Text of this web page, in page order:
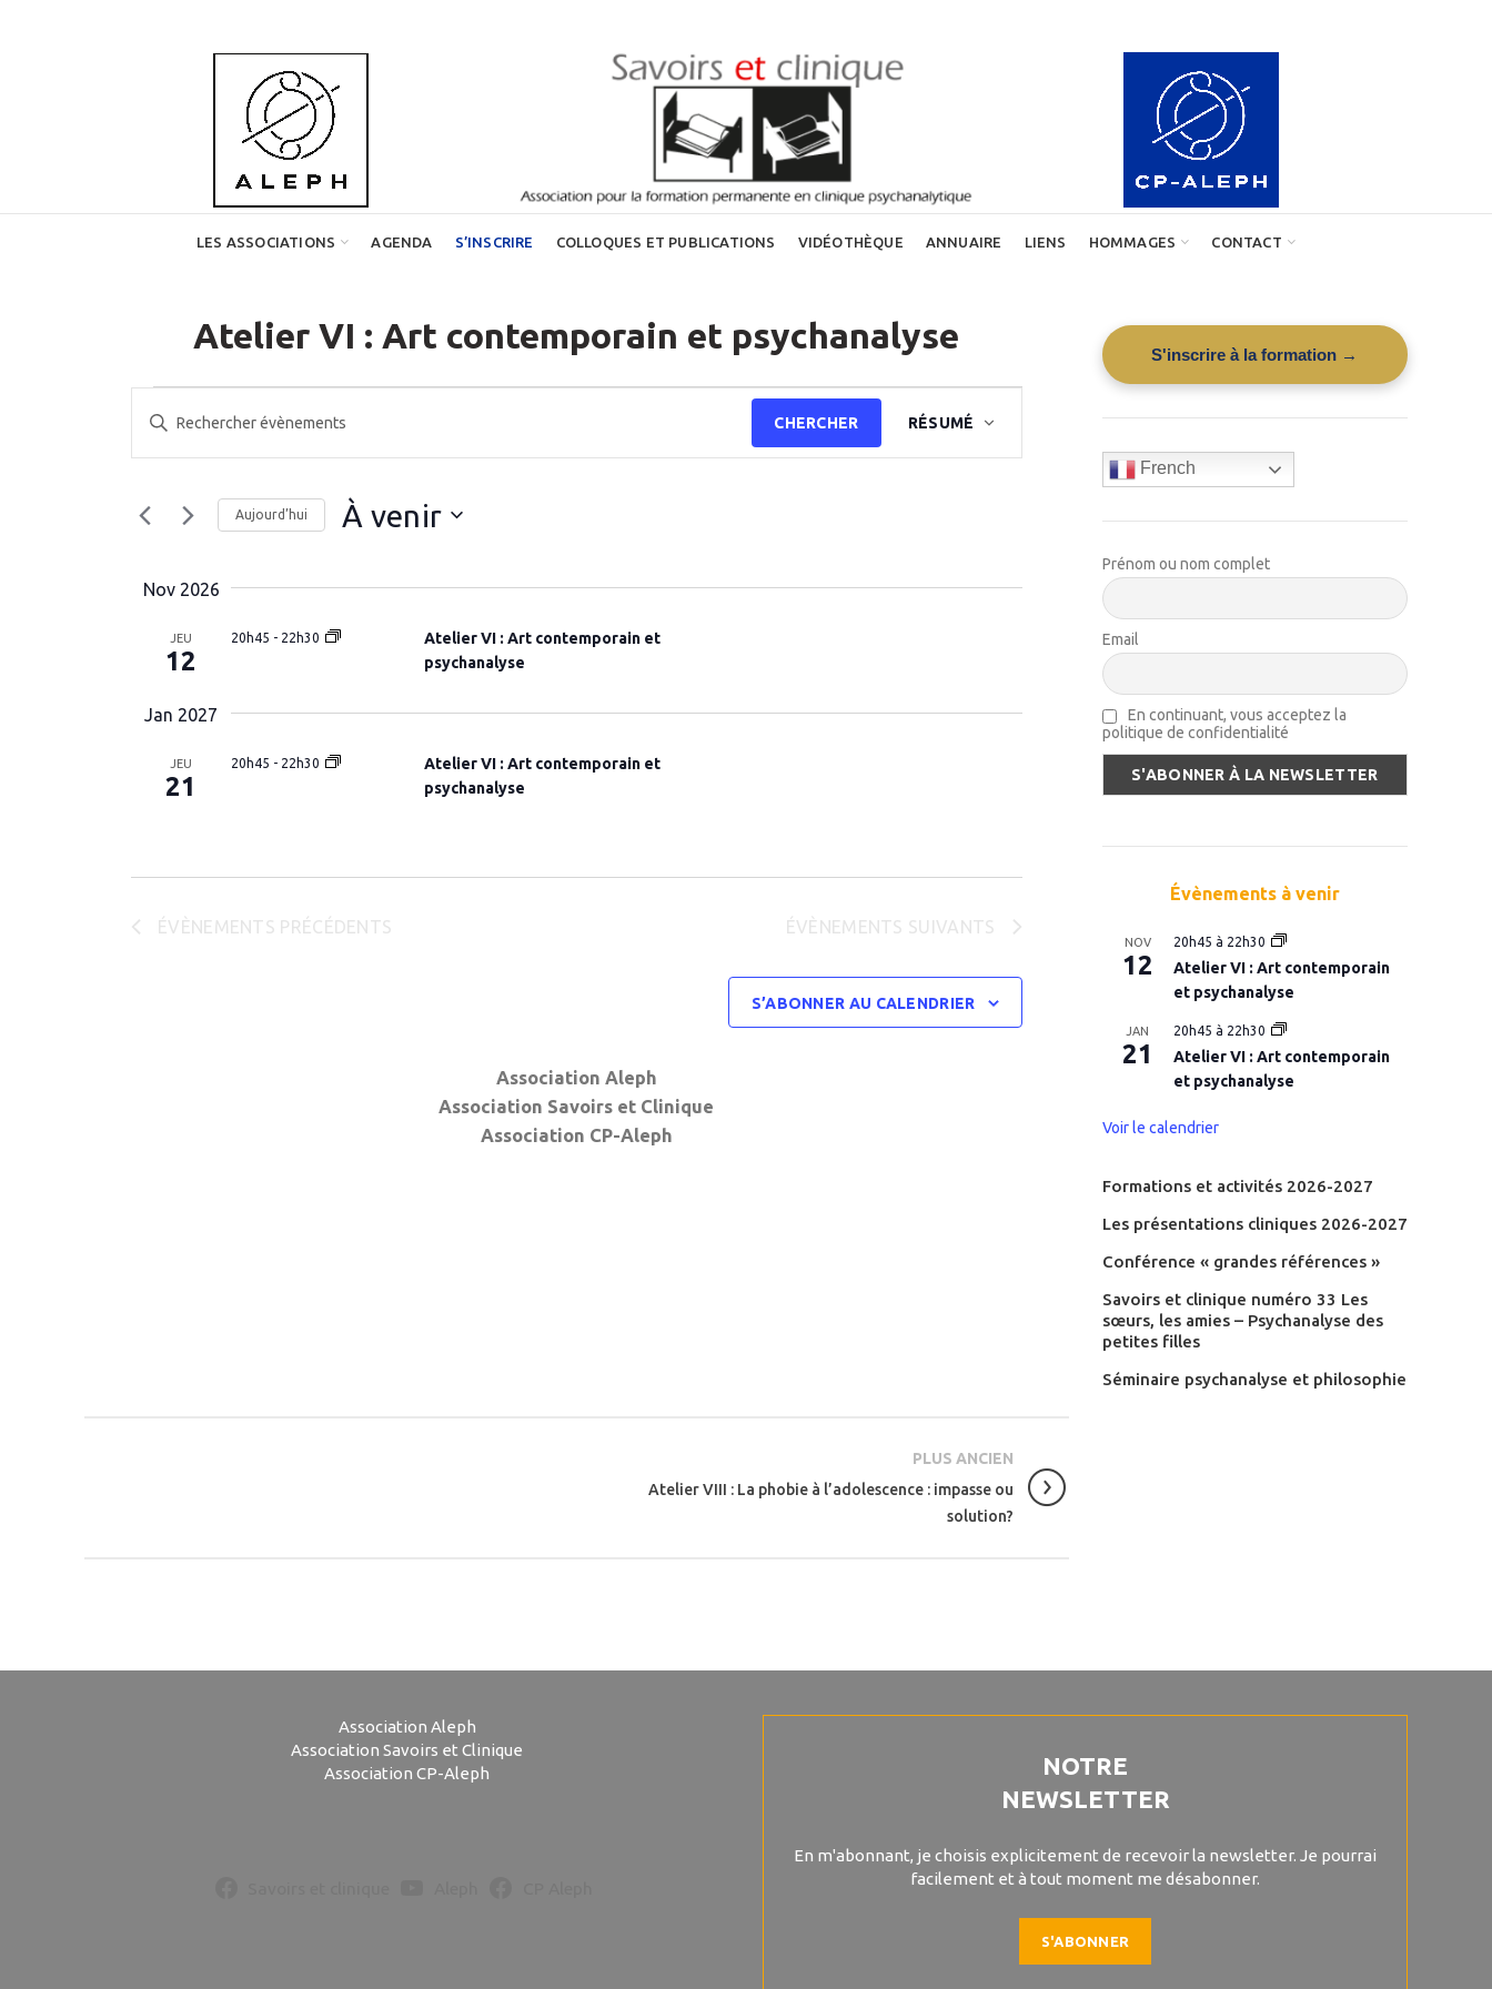
LES ASSOCIATIONS AGENDA S’INSCRIRE COLLOQUES ET PUBLICATIONS VIDÉOTHÈQUE ANNUAIRE LIENS HOMMAGES CONTACT
Atelier VI : Art contemporain et psychanalyse
Évènements
de
Évènements
Saisir
clé.
Évènements
clé.
CHERCHER
de
RÉSUMÉ
Aujourd’hui À venir
Nov 2026
JEU
12
20h45 - 22h30
Atelier VI : Art contemporain et
psychanalyse
Jan 2027
JEU
21
20h45 - 22h30
Atelier VI : Art contemporain et
psychanalyse
ÉVÈNEMENTS PRÉCÉDENTS ÉVÈNEMENTS SUIVANTS
S’ABONNER AU CALENDRIER
Association Aleph
Association Savoirs et Clinique
Association CP-Aleph
PLUS ANCIEN
Atelier VIII : La phobie à l’adolescence : impasse ou
solution?
S'inscrire à la formation →
French
Prénom ou nom complet
Email
En continuant, vous acceptez la
politique de confidentialité
Évènements à venir
NOV
12
20h45 à 22h30
Atelier VI : Art contemporain
et psychanalyse
JAN
21
20h45 à 22h30
Atelier VI : Art contemporain
et psychanalyse
Voir le calendrier
Formations et activités 2026-2027
Les présentations cliniques 2026-2027
Conférence « grandes références »
Savoirs et clinique numéro 33 Les
sœurs, les amies – Psychanalyse des
petites filles
Séminaire psychanalyse et philosophie
Association Aleph
Association Savoirs et Clinique
Association CP-Aleph
NOTRE
NEWSLETTER
En m'abonnant, je choisis explicitement de recevoir la newsletter. Je pourrai
facilement et à tout moment me désabonner.
S'ABONNER